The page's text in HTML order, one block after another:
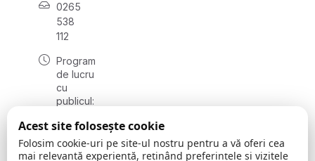
0265
538
112
Program
de lucru
cu
publicul:
vineri
08:00 -
16:00
Acest site folosește cookie
Folosim cookie-uri pe site-ul nostru pentru a vă oferi cea
mai relevantă experiență, reținând preferințele și vizitele